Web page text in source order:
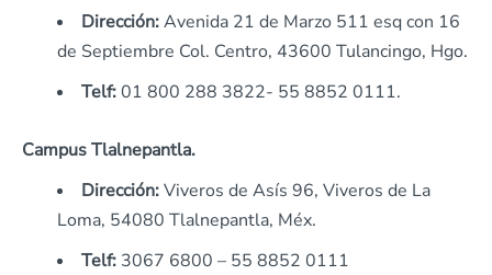
Dirección:Avenida 21 de Marzo 511 esq con 16
de Septiembre Col. Centro, 43600 Tulancingo, Hgo.
Telf:01 800 288 3822- 55 8852 0111.
Campus Tlalnepantla.
Dirección:Viveros de Asís 96, Viveros de La
Loma, 54080 Tlalnepantla, Méx.
Telf: 3067 6800 – 55 8852 0111